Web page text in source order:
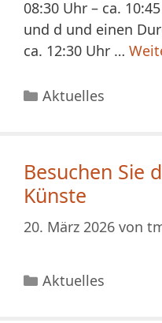
08:30 Uhr – ca.
und d und einen
ca. 12:30 Uhr …
Kategorien
Aktuelles
Besuchen Sie
Künste
20. März 2026 von
Kategorien
Aktuelles